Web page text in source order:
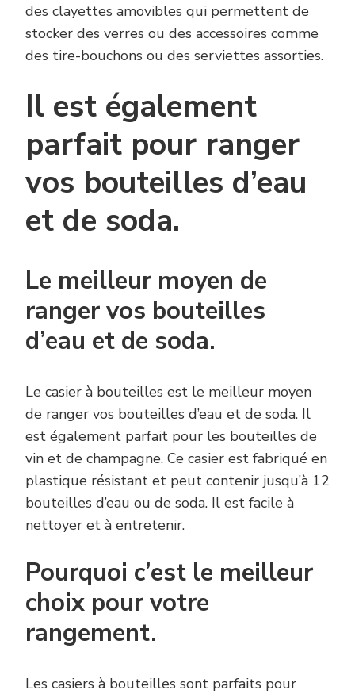
des clayettes amovibles qui permettent de
stocker des verres ou des accessoires comme
des tire-bouchons ou des serviettes assorties.
Il est également
parfait pour ranger
vos bouteilles d’eau
et de soda.
Le meilleur moyen de
ranger vos bouteilles
d’eau et de soda.
Le casier à bouteilles est le meilleur moyen
de ranger vos bouteilles d’eau et de soda. Il
est également parfait pour les bouteilles de
vin et de champagne. Ce casier est fabriqué en
plastique résistant et peut contenir jusqu’à 12
bouteilles d’eau ou de soda. Il est facile à
nettoyer et à entretenir.
Pourquoi c’est le meilleur
choix pour votre
rangement.
Les casiers à bouteilles sont parfaits pour